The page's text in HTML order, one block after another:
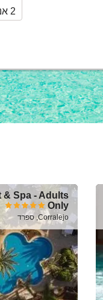
2
& Spa - Adults
Only
Corralejo, ספרד